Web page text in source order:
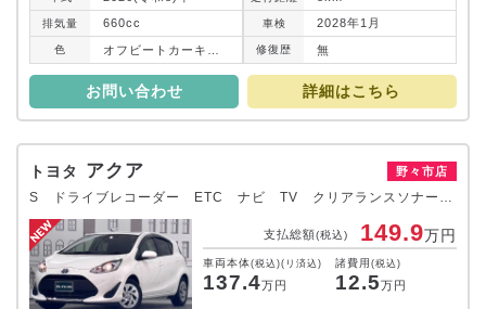
排気量 660cc 車検 2028年1月
色 修復歴 無
お問い合わせ 詳細はこちら
トヨタ アクア 野々市店
S ドライブレコーダー ETC ナビ TV クリアランスソナー レーンアシスト 衝突被害軽減システム オートマチックハイビーム キーレスエントリー 電動格納ミラー CVT 盗難防止システム 衝突安全ボディ
支払総額(税込) 149.9万円
車両本体(税込)(リ済込)
137.4万円
諸費用(税込)
12.5万円